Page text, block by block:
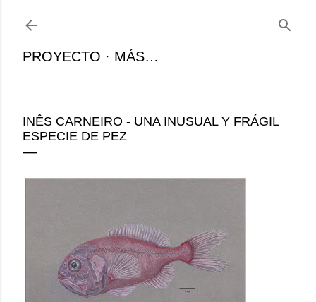
Ir al contenido principal
PROYECTO MÁS…
INÊS CARNEIRO - UNA INUSUAL Y FRÁGIL
ESPECIE DE PEZ